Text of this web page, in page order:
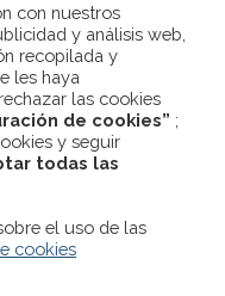
metálicas de unión,
multifunción(Imagen 4),
del cliente.
con nuestros
y análisis web,
recopilada y
les haya
las cookies
de cookies” ;
y seguir
todas las
el uso de las
cookies